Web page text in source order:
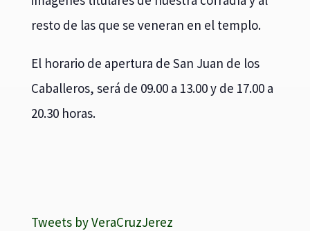
resto de las que se veneran en el templo.
El horario de apertura de San Juan de los
Caballeros, será de 09.00 a 13.00 y de 17.00 a
20.30 horas.
Tweets by VeraCruzJerez